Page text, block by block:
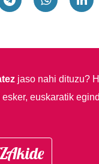
jaso nahi dituzu?
euskaratik